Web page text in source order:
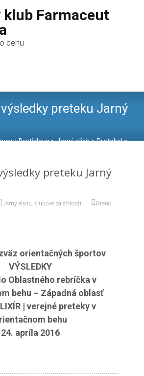
klub Farmaceut
behu
preteku Jarný
Bratislava>Jarný elixír>Protokol a
preteku Jarný
Jarný elixír, Klubové záležitosti
Brano
orientačných športov
VÝSLEDKY
Oblastného rebríčka v
behu – Západná oblasť
| verejné preteky v
behu
24. apríla 2016